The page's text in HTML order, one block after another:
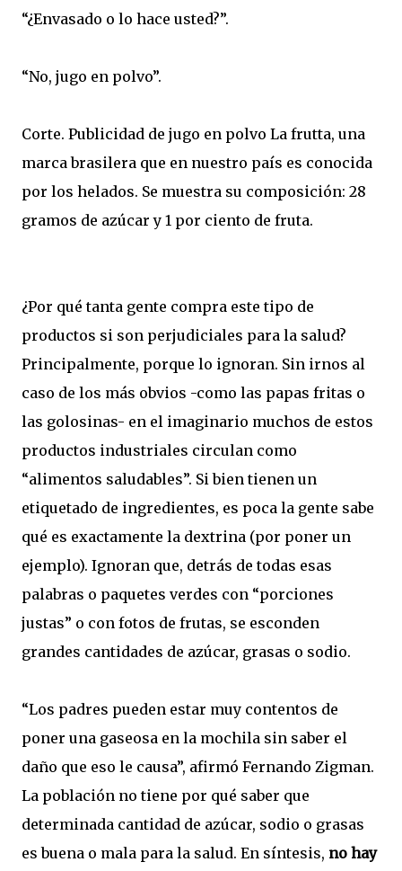
“¿Envasado o lo hace usted?”.
“No, jugo en polvo”.
Corte. Publicidad de jugo en polvo La frutta, una
marca brasilera que en nuestro país es conocida
por los helados. Se muestra su composición: 28
gramos de azúcar y 1 por ciento de fruta.
¿Por qué tanta gente compra este tipo de
productos si son perjudiciales para la salud?
Principalmente, porque lo ignoran. Sin irnos al
caso de los más obvios -como las papas fritas o
las golosinas- en el imaginario muchos de estos
productos industriales circulan como
“alimentos saludables”. Si bien tienen un
etiquetado de ingredientes, es poca la gente sabe
qué es exactamente la dextrina (por poner un
ejemplo). Ignoran que, detrás de todas esas
palabras o paquetes verdes con “porciones
justas” o con fotos de frutas, se esconden
grandes cantidades de azúcar, grasas o sodio.
“Los padres pueden estar muy contentos de
poner una gaseosa en la mochila sin saber el
daño que eso le causa”, afirmó Fernando Zigman.
La población no tiene por qué saber que
determinada cantidad de azúcar, sodio o grasas
es buena o mala para la salud. En síntesis, no hay